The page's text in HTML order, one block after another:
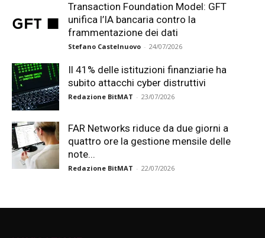
Transaction Foundation Model: GFT
unifica l’IA bancaria contro la
frammentazione dei dati
Stefano Castelnuovo - 24/07/2026
Il 41% delle istituzioni finanziarie ha
subito attacchi cyber distruttivi
Redazione BitMAT - 23/07/2026
FAR Networks riduce da due giorni a
quattro ore la gestione mensile delle
note...
Redazione BitMAT - 22/07/2026